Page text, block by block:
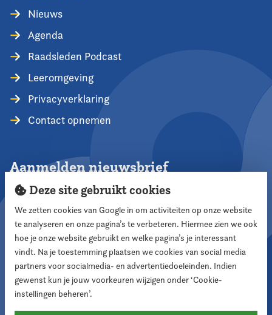
Nieuws
Agenda
Raadsleden Podcast
Leeromgeving
Privacyverklaring
Contact opnemen
Aanmelden nieuwsbrief
Aanmelden
Volg ons
Deze site gebruikt cookies
We zetten cookies van Google in om activiteiten op onze website
te analyseren en onze pagina’s te verbeteren. Hiermee zien we ook
hoe je onze website gebruikt en welke pagina’s je interessant
vindt. Na je toestemming plaatsen we cookies van social media
partners voor socialmedia- en advertentiedoeleinden. Indien
gewenst kun je jouw voorkeuren wijzigen onder ‘Cookie-
instellingen beheren’.